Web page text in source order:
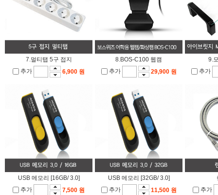
7.멀티탭 5구 접지
추가
6,900 원
8.BOS-C100 웹캠
추가
29,900 원
9.
추가
USB 메모리 [16GB/ 3.0]
추가
7,500 원
USB 메모리 [32GB/ 3.0]
추가
11,500 원
추가